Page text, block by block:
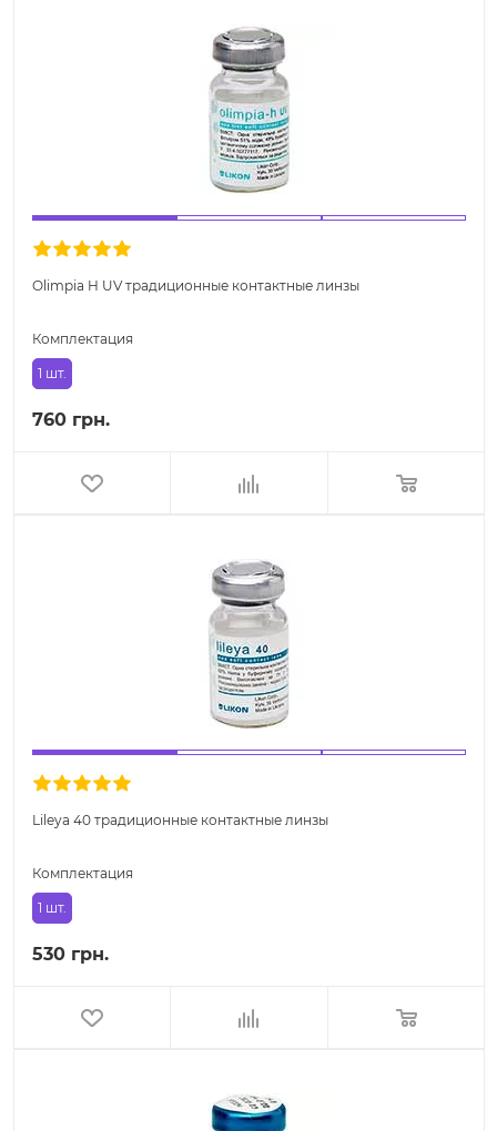
Olimpia H UV традиционные контактные линзы
Комплектация
1 шт.
760 грн.
Lileya 40 традиционные контактные линзы
Комплектация
1 шт.
530 грн.